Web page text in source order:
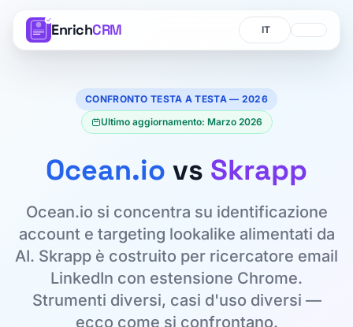
EnrichCRM Lingua
Lingua
CONFRONTO TESTA A TESTA — 2026
Ultimo aggiornamento: Marzo 2026
Ocean.io vs Skrapp
Ocean.io si concentra su identificazione
account e targeting lookalike alimentati da
AI. Skrapp è costruito per ricercatore email
LinkedIn con estensione Chrome.
Strumenti diversi, casi d'uso diversi —
ecco come si confrontano.